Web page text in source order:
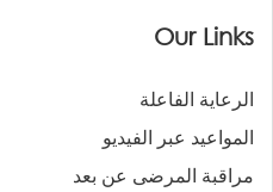
Our Links
الرعاية الفاعلة
المواعيد عبر الفيديو
مراقبة المرضى عن بعد